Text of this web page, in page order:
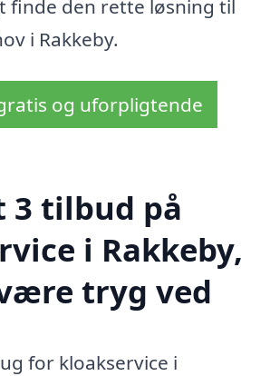
finde den rette løsning til
i Rakkeby.
og uforpligtende
3 tilbud på
i Rakkeby,
tryg ved
for kloakservice i